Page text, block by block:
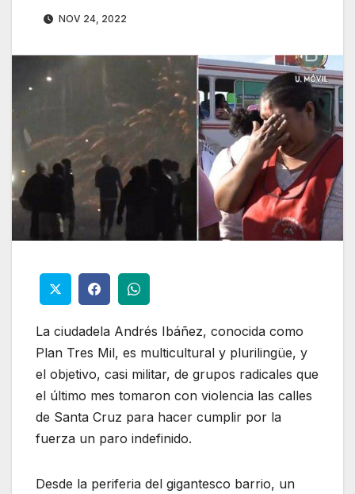
NOV 24, 2022
La ciudadela Andrés Ibáñez, conocida como
Plan Tres Mil, es multicultural y plurilingüe, y
el objetivo, casi militar, de grupos radicales que
el último mes tomaron con violencia las calles
de Santa Cruz para hacer cumplir por la
fuerza un paro indefinido.
Desde la periferia del gigantesco barrio, un